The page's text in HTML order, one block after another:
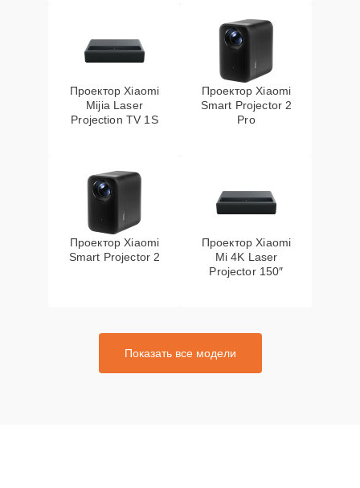
Проектор Xiaomi
Mijia Laser
Projection TV 1S
Проектор Xiaomi
Smart Projector 2
Pro
Проектор Xiaomi
Smart Projector 2
Проектор Xiaomi
Mi 4K Laser
Projector 150″
Показать все модели